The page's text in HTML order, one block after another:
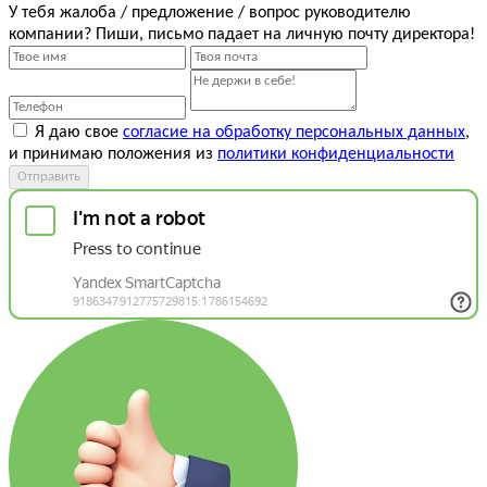
У тебя жалоба / предложение / вопрос руководителю
компании? Пиши, письмо падает на личную почту директора!
Я даю свое согласие на обработку персональных данных,
и принимаю положения из политики конфиденциальности
Отправить